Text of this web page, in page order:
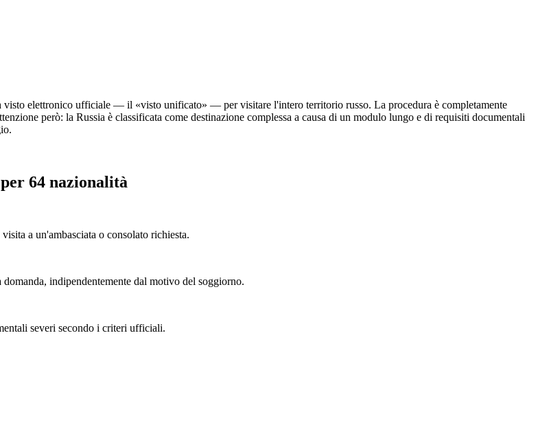
visto elettronico ufficiale — il «visto unificato» — per visitare l'intero territorio russo. La procedura è completamente
però: la Russia è classificata come destinazione complessa a causa di un modulo lungo e di requisiti documentali
64 nazionalità
a un'ambasciata o consolato richiesta.
indipendentemente dal motivo del soggiorno.
severi secondo i criteri ufficiali.